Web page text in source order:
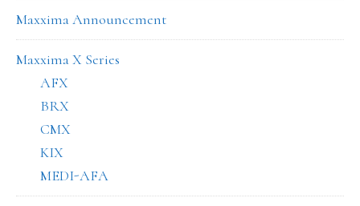
Maxxima Announcement
Maxxima X Series
AFX
BRX
CMX
KIX
MEDI-AFA